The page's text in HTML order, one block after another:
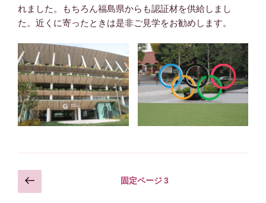
れました。もちろん福島県からも認証材を供給しまし
た。近くに寄ったときは是非ご見学をお勧めします。
投
稿
前
の
固定ページ3